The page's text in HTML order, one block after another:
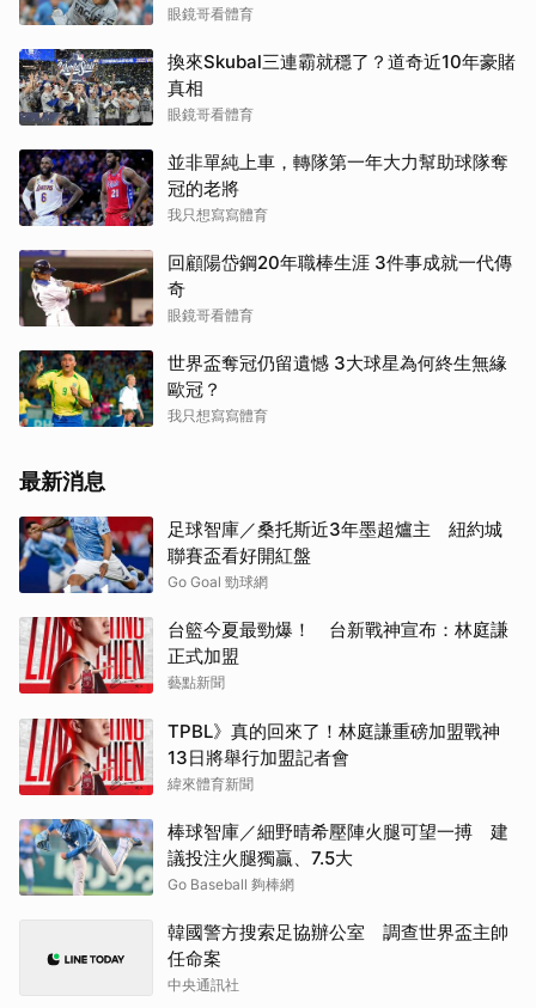
眼鏡哥看體育
換來Skubal三連霸就穩了？道奇近10年豪賭
真相
眼鏡哥看體育
並非單純上車，轉隊第一年大力幫助球隊奪
冠的老將
我只想寫寫體育
回顧陽岱鋼20年職棒生涯 3件事成就一代傳
奇
眼鏡哥看體育
世界盃奪冠仍留遺憾 3大球星為何終生無緣
歐冠？
我只想寫寫體育
最新消息
足球智庫／桑托斯近3年墨超爐主 紐約城
聯賽盃看好開紅盤
Go Goal 勁球網
台籃今夏最勁爆！ 台新戰神宣布：林庭謙
正式加盟
藝點新聞
TPBL》真的回來了！林庭謙重磅加盟戰神
13日將舉行加盟記者會
緯來體育新聞
棒球智庫／細野晴希壓陣火腿可望一搏 建
議投注火腿獨贏、7.5大
Go Baseball 夠棒網
韓國警方搜索足協辦公室 調查世界盃主帥
任命案
中央通訊社